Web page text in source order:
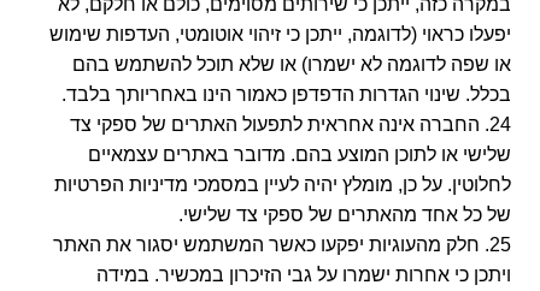
במקרה כזה, ייתכן כי שירותים מסוימים, כולם או חלקם, לא
יפעלו כראוי (לדוגמה, ייתכן כי זיהוי אוטומטי, העדפות שימוש
או שפה לדוגמה לא ישמרו) או שלא תוכל להשתמש בהם
בכלל. שינוי הגדרות הדפדפן כאמור הינו באחריותך בלבד.
24. החברה אינה אחראית לתפעול האתרים של ספקי צד
שלישי או לתוכן המוצע בהם. מדובר באתרים עצמאיים
לחלוטין. על כן, מומלץ יהיה לעיין במסמכי מדיניות הפרטיות
של כל אחד מהאתרים של ספקי צד שלישי.
25. חלק מהעוגיות יפקעו כאשר המשתמש יסגור את האתר
ויתכן כי אחרות ישמרו על גבי הזיכרון במכשיר. במידה